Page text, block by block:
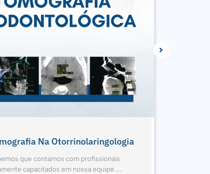
Edge 0.2 FS Do RJ
que contamos com profissionais
capacitados em nossa equipe ...